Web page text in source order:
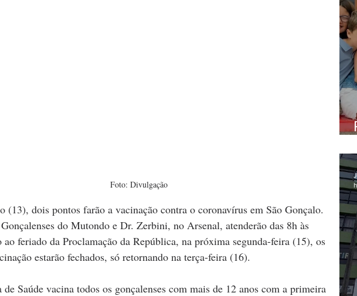
Foto: Divulgação
(13), dois pontos farão a vacinação contra o coronavírus em São Gonçalo.
do Mutondo e Dr. Zerbini, no Arsenal, atenderão das 8h às
ao feriado da Proclamação da República, na próxima segunda-feira (15), os
estarão fechados, só retornando na terça-feira (16).
de Saúde vacina todos os gonçalenses com mais de 12 anos com a primeira